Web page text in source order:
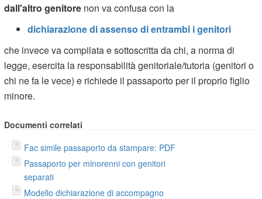
dall'altro genitore non va confusa con la
dichiarazione di assenso di entrambi i genitori
che invece va compilata e sottoscritta da chi, a norma di
legge, esercita la responsabilità genitoriale/tutoria (genitori o
chi ne fa le vece) e richiede il passaporto per il proprio figlio
minore.
Documenti correlati
Fac simile passaporto da stampare: PDF
Passaporto per minorenni con genitori
separati
Modello dichiarazione di accompagno